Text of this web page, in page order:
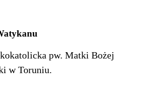
pw. Matki Bożej
w Toruniu.